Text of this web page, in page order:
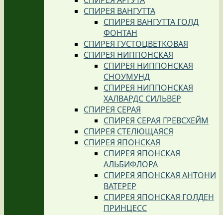
СПИРЕЯ ВАНГУТТА
СПИРЕЯ ВАНГУТТА ГОЛД
ФОНТАН
СПИРЕЯ ГУСТОЦВЕТКОВАЯ
СПИРЕЯ НИППОНСКАЯ
СПИРЕЯ НИППОНСКАЯ
СНОУМУНД
СПИРЕЯ НИППОНСКАЯ
ХАЛВАРДС СИЛЬВЕР
СПИРЕЯ СЕРАЯ
СПИРЕЯ СЕРАЯ ГРЕВСХЕЙМ
СПИРЕЯ СТЕЛЮЩАЯСЯ
СПИРЕЯ ЯПОНСКАЯ
СПИРЕЯ ЯПОНСКАЯ
АЛЬБИФЛОРА
СПИРЕЯ ЯПОНСКАЯ АНТОНИ
ВАТЕРЕР
СПИРЕЯ ЯПОНСКАЯ ГОЛДЕН
ПРИНЦЕСС